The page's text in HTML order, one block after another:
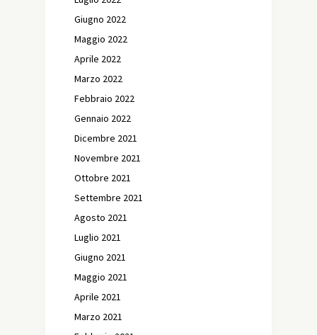
Giugno 2022
Maggio 2022
Aprile 2022
Marzo 2022
Febbraio 2022
Gennaio 2022
Dicembre 2021
Novembre 2021
Ottobre 2021
Settembre 2021
Agosto 2021
Luglio 2021
Giugno 2021
Maggio 2021
Aprile 2021
Marzo 2021